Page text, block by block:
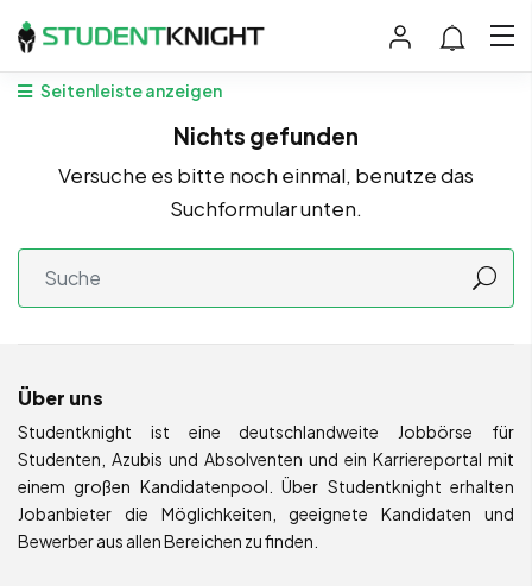
Seitenleiste anzeigen
Nichts gefunden
Versuche es bitte noch einmal, benutze das
Suchformular unten.
Über uns
Studentknight ist eine deutschlandweite Jobbörse für
Studenten, Azubis und Absolventen und ein Karriereportal mit
einem großen Kandidatenpool. Über Studentknight erhalten
Jobanbieter die Möglichkeiten, geeignete Kandidaten und
Bewerber aus allen Bereichen zu finden.